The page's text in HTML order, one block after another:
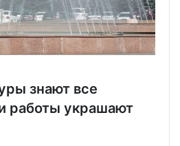
знают все
работы украшают